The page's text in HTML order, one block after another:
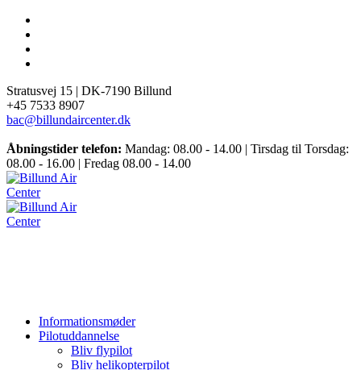
Stratusvej 15 | DK-7190 Billund
+45 7533 8907
bac@billundaircenter.dk
Åbningstider telefon: Mandag: 08.00 - 14.00 | Tirsdag til Torsdag:
08.00 - 16.00 | Fredag 08.00 - 14.00
Informationsmøder
Pilotuddannelse
Bliv flypilot
Bliv helikopterpilot